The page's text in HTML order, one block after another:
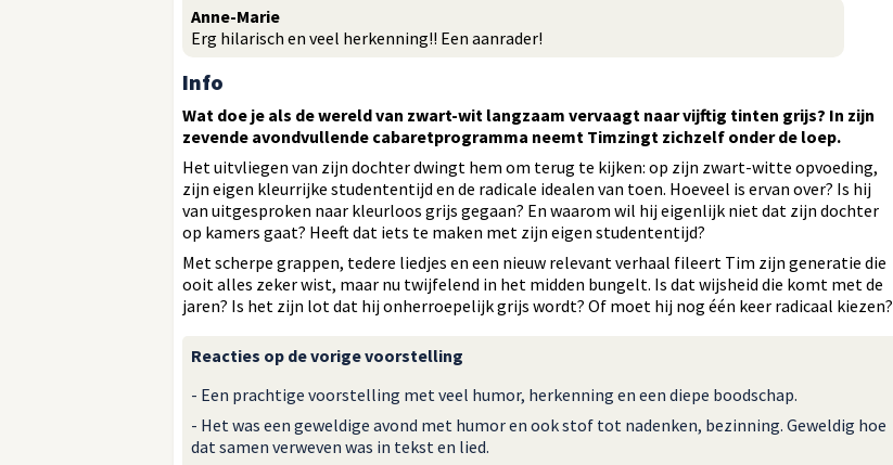
Anne-Marie
Erg hilarisch en veel herkenning!! Een aanrader!
Info
Wat doe je als de wereld van zwart-wit langzaam vervaagt naar vijftig tinten grijs? In zijn
zevende avondvullende cabaretprogramma neemt Timzingt zichzelf onder de loep.
Het uitvliegen van zijn dochter dwingt hem om terug te kijken: op zijn zwart-witte opvoeding,
zijn eigen kleurrijke studententijd en de radicale idealen van toen. Hoeveel is ervan over? Is hij
van uitgesproken naar kleurloos grijs gegaan? En waarom wil hij eigenlijk niet dat zijn dochter
op kamers gaat? Heeft dat iets te maken met zijn eigen studententijd?
Met scherpe grappen, tedere liedjes en een nieuw relevant verhaal fileert Tim zijn generatie die
ooit alles zeker wist, maar nu twijfelend in het midden bungelt. Is dat wijsheid die komt met de
jaren? Is het zijn lot dat hij onherroepelijk grijs wordt? Of moet hij nog één keer radicaal kiezen?
Reacties op de vorige voorstelling
- Een prachtige voorstelling met veel humor, herkenning en een diepe boodschap.
- Het was een geweldige avond met humor en ook stof tot nadenken, bezinning. Geweldig hoe
dat samen verweven was in tekst en lied.